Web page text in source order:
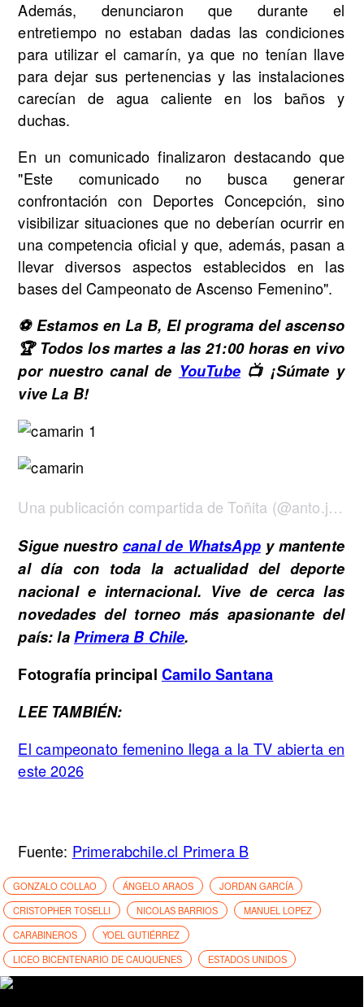
Además, denunciaron que durante el
entretiempo no estaban dadas las condiciones
para utilizar el camarín, ya que no tenían llave
para dejar sus pertenencias y las instalaciones
carecían de agua caliente en los baños y
duchas.
En un comunicado finalizaron destacando que
"Este comunicado no busca generar
confrontación con Deportes Concepción, sino
visibilizar situaciones que no deberían ocurrir en
una competencia oficial y que, además, pasan a
llevar diversos aspectos establecidos en las
bases del Campeonato de Ascenso Femenino".
⚽ Estamos en La B, El programa del ascenso
🏆 Todos los martes a las 21:00 horas en vivo
por nuestro canal de YouTube 📺 ¡Súmate y
vive La B!
Una publicación compartida de Toñita (@anto.j.vargas)
Sigue nuestro canal de WhatsAppy mantente
al día con toda la actualidad del deporte
nacional e internacional. Vive de cerca las
novedades del torneo más apasionante del
país: laPrimera B Chile.
Fotografía principal Camilo Santana
LEE TAMBIÉN:
El campeonato femenino llega a la TV abierta en
este 2026
Fuente: Primerabchile.cl Primera B
GONZALO COLLAO ÁNGELO ARAOS
JORDAN GARCÍA
CRISTOPHER TOSELLI
NICOLAS BARRIOS
MANUEL LOPEZ
CARABINEROS
YOEL GUTIÉRREZ
LICEO BICENTENARIO DE CAUQUENES
ESTADOS UNIDOS